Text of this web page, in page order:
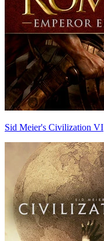
Sid Meier's Civilization VI